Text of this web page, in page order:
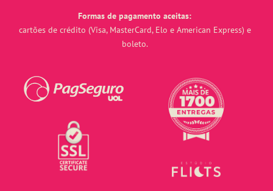
Formas de pagamento aceitas:
cartões de crédito (Visa, MasterCard, Elo e American Express) e
boleto.